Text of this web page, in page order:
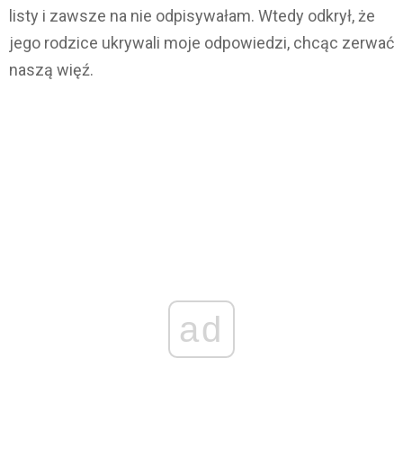
listy i zawsze na nie odpisywałam. Wtedy odkrył, że
jego rodzice ukrywali moje odpowiedzi, chcąc zerwać
naszą więź.
ad